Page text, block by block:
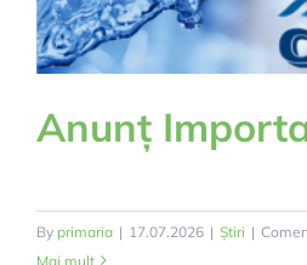
Anunț
By primaria | 17.07.2026 | Știri |
Mai mult